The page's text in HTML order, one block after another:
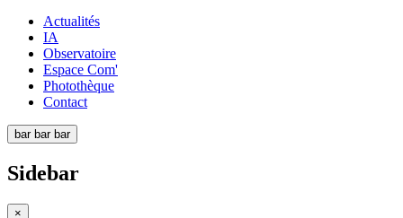
Actualités
IA
Observatoire
Espace Com'
Photothèque
Contact
bar bar bar
Sidebar
×